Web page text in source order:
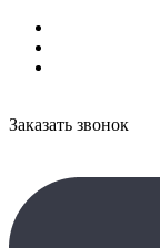
Заказать звонок